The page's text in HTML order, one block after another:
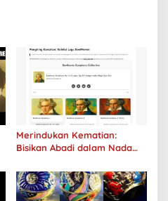
Merindukan Kematian:
Bisikan Abadi dalam Nada